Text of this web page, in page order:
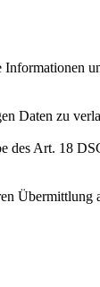
Daten zu
des Art. 18